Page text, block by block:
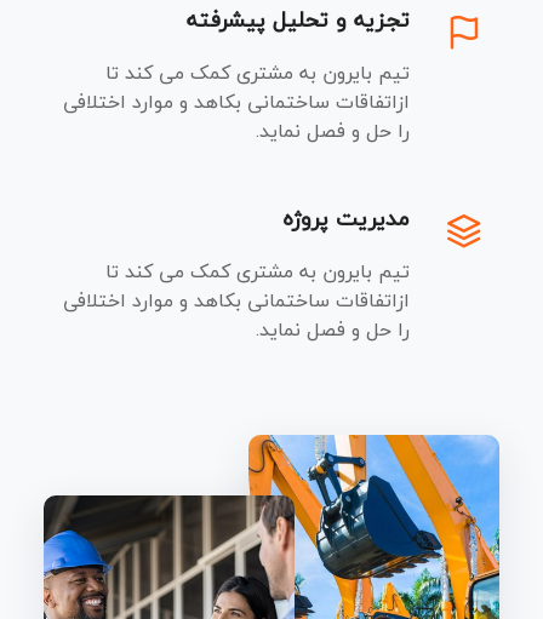
تجزیه و تحلیل پیشرفته
تیم بایرون به مشتری کمک می کند تا
ازاتفاقات ساختمانی بکاهد و موارد اختلافی
را حل و فصل نماید.
مدیریت پروژه
تیم بایرون به مشتری کمک می کند تا
ازاتفاقات ساختمانی بکاهد و موارد اختلافی
را حل و فصل نماید.